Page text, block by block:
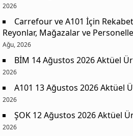
2026
Carrefour ve A101 İçin
Reyonlar, Mağazalar ve
Ağu, 2026
BİM 14 Ağustos 2026 Aktüel
2026
A101 13 Ağustos 2026 Aktüel
2026
ŞOK 12 Ağustos 2026 Aktüel
2026